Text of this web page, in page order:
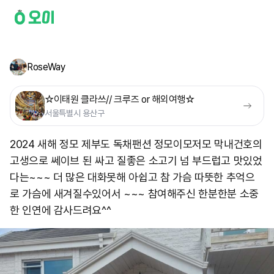
RoseWay
☆이태원 클라쓰// 크루즈 or 해외여행☆
서울특별시 용산구
2024 새해 정모 제부도 독채팬션 정모이모저모 막내건호의
고생으로 쎄이브 된 싸고 질좋은 소고기 넘 부드럽고 맛있었
다는~~~ 더 많은 대화못해 아쉽고 참 가슴 따뜻한 추억으
로 가슴에 새겨질수있어서 ~~~ 참여해주신 한분한분 소중
한 인연에 감사드려요^^